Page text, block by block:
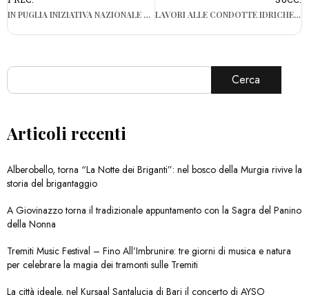
IN PUGLIA INIZIATIVA NAZIONALE SU SCREENING DEI TUMORI ONCOLOGICI
LAVORI ALLE CONDOTTE IDRICHE, RUBINETTI A SECCO PER 7 ORE NEL BARESE
Cerca
Articoli recenti
Alberobello, torna “La Notte dei Briganti”: nel bosco della Murgia rivive la
storia del brigantaggio
A Giovinazzo torna il tradizionale appuntamento con la Sagra del Panino
della Nonna
Tremiti Music Festival – Fino All’Imbrunire: tre giorni di musica e natura
per celebrare la magia dei tramonti sulle Tremiti
La città ideale, nel Kursaal Santalucia di Bari il concerto di AYSO